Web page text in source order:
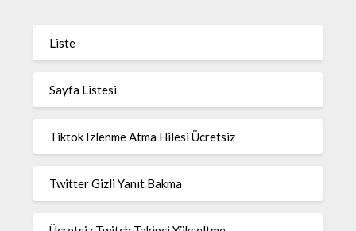
Liste
Sayfa Listesi
Tiktok Izlenme Atma Hilesi Ücretsiz
Twitter Gizli Yanıt Bakma